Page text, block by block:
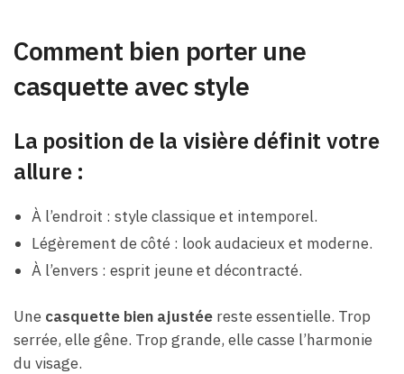
Comment bien porter une
casquette avec style
La position de la visière définit votre
allure :
À l’endroit : style classique et intemporel.
Légèrement de côté : look audacieux et moderne.
À l’envers : esprit jeune et décontracté.
Une casquette bien ajustée reste essentielle. Trop
serrée, elle gêne. Trop grande, elle casse l’harmonie
du visage.